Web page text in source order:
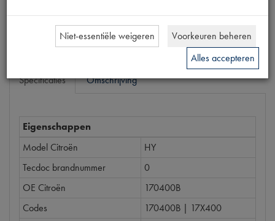
Bestel
Specificaties Omschrijving
Eigenschappen
Model Citroën
HY
Tecdoc brandnummer
0
OE Citroën
170400B
Codes
170400B | 17X400
Niet-essentiële weigeren
Voorkeuren beheren
Alles accepteren